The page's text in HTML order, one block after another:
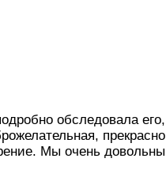
обследовала его,
прекрасно
Мы очень довольны